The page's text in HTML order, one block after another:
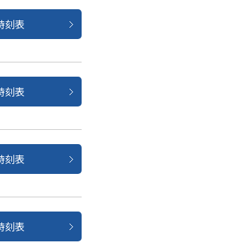
刻表
刻表
刻表
刻表